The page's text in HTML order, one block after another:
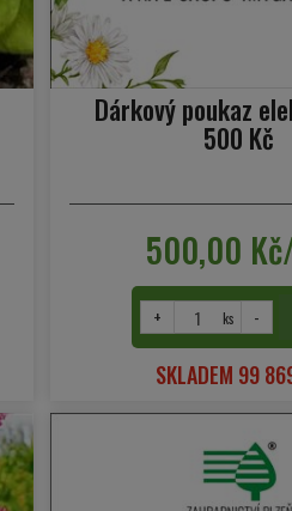
Dárkový poukaz
500 Kč
500,00
+ ks -
SKLADEM 99